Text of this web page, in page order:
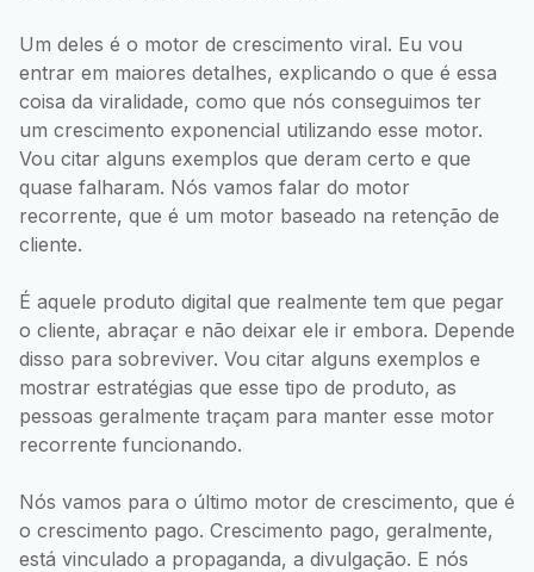
Um deles é o motor de crescimento viral. Eu vou
entrar em maiores detalhes, explicando o que é essa
coisa da viralidade, como que nós conseguimos ter
um crescimento exponencial utilizando esse motor.
Vou citar alguns exemplos que deram certo e que
quase falharam. Nós vamos falar do motor
recorrente, que é um motor baseado na retenção de
cliente.
É aquele produto digital que realmente tem que pegar
o cliente, abraçar e não deixar ele ir embora. Depende
disso para sobreviver. Vou citar alguns exemplos e
mostrar estratégias que esse tipo de produto, as
pessoas geralmente traçam para manter esse motor
recorrente funcionando.
Nós vamos para o último motor de crescimento, que é
o crescimento pago. Crescimento pago, geralmente,
está vinculado a propaganda, a divulgação. E nós